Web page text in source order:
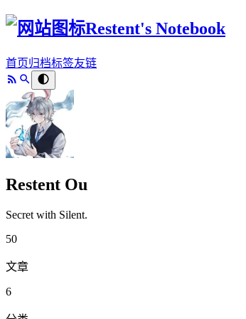
Restent's Notebook
首页归档标签友链
Restent Ou
Secret with Silent.
50
文章
6